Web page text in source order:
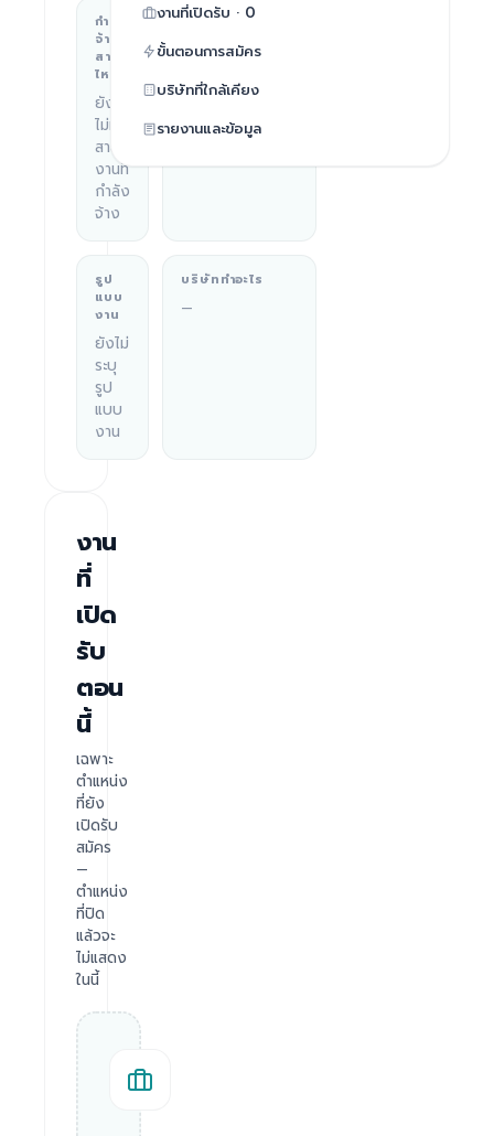
กำลัง
จ้าง
สาย
ไหน
ยัง
ไม่มี
สาย
งานที่
กำลัง
จ้าง
สถานที่ทำงาน
Cyberport
3, Hong
Kong
รูป
แบบ
งาน
ยังไม่
ระบุ
รูป
แบบ
งาน
บริษัททำอะไร
—
งาน
ที่
เปิด
รับ
ตอน
นี้
เฉพาะ
ตำแหน่ง
ที่ยัง
เปิดรับ
สมัคร
—
ตำแหน่ง
ที่ปิด
แล้วจะ
ไม่แสดง
ในนี้
งานที่เปิดรับ · 0
ขั้นตอนการสมัคร
บริษัทที่ใกล้เคียง
รายงานและข้อมูล